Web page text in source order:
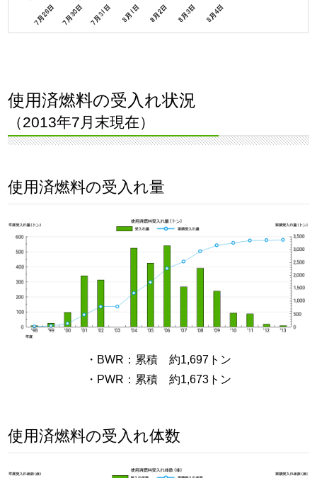
使用済燃料の受入れ状況
（2013年7月末現在）
使用済燃料の受入れ量
・BWR：累積 約1,697トン
・PWR：累積 約1,673トン
使用済燃料の受入れ体数